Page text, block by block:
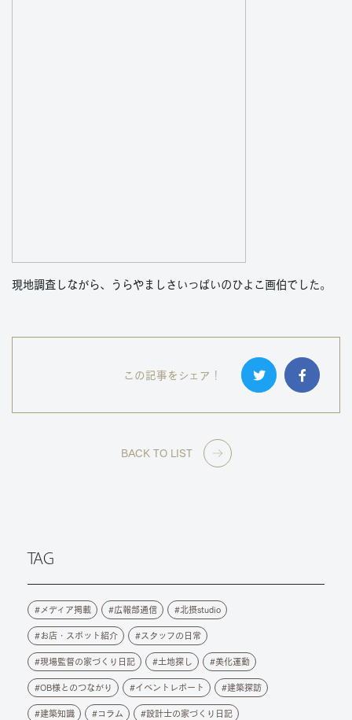
現地調査しながら、うらやましさいっぱいのひよこ画伯でした。
この記事をシェア！
BACK TO LIST
TAG
メディア掲載 広報部通信 北摂studio
お店・スポット紹介 スタッフの日常
現場監督の家づくり日記 土地探し 美化運動
OB様とのつながり イベントレポート 建築探訪
建築知識 コラム 設計士の家づくり日記